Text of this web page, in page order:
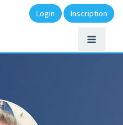
Login Inscription